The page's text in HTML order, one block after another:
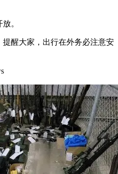
。
醒大家，出行在外务必注意安